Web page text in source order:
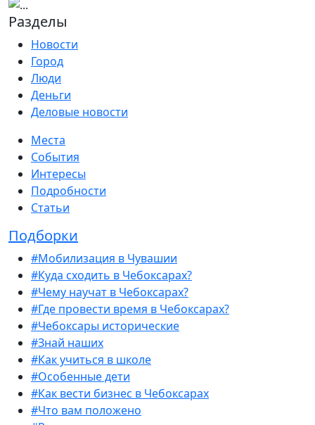
Разделы
Новости
Город
Люди
Деньги
Деловые новости
Места
События
Интересы
Подробности
Статьи
Подборки
#Мобилизация в Чувашии
#Куда сходить в Чебоксарах?
#Чему научат в Чебоксарах?
#Где провести время в Чебоксарах?
#Чебоксары исторические
#Знай наших
#Как учиться в школе
#Особенные дети
#Как вести бизнес в Чебоксарах
#Что вам положено